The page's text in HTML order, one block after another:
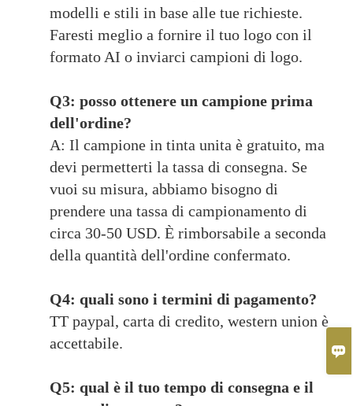

modelli e stili in base alle tue richieste.
Faresti meglio a fornire il tuo logo con il
formato AI o inviarci campioni di logo.
Q3: posso ottenere un campione prima
dell'ordine?
A: Il campione in tinta unita è gratuito, ma
devi permetterti la tassa di consegna. Se
vuoi su misura, abbiamo bisogno di
prendere una tassa di campionamento di
circa 30-50 USD. È rimborsabile a seconda
della quantità dell'ordine confermato.
Q4: quali sono i termini di pagamento?
TT paypal, carta di credito, western union è
accettabile.
Q5: qual è il tuo tempo di consegna e il